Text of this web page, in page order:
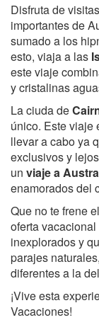
Disfruta de
importantes de
sumado a los
esto, viaja a las
este viaje
y cristalinas
La ciuda de
único. Este viaje
llevar a cabo ya
exclusivos y
un viaje a
enamorados del
Que no te frene
oferta
inexplorados y
parajes
diferentes a la
¡Vive esta
Vacaciones!